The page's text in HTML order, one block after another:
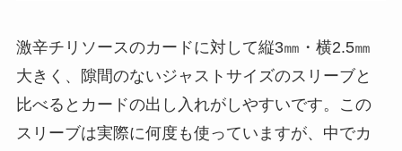
激辛チリソースのカードに対して縦3㎜・横2.5㎜
大きく、隙間のないジャストサイズのスリーブと
比べるとカードの出し入れがしやすいです。この
スリーブは実際に何度も使っていますが、中でカ